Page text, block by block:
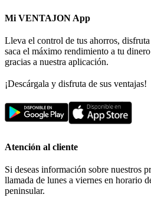
Mi VENTAJON App
Lleva el control de tus ahorros,
saca el máximo rendimiento a tu
gracias a nuestra aplicación.
¡Descárgala y disfruta de sus ventajas!
Atención al cliente
Si deseas información sobre nuestros
llamada de lunes a viernes en horario
peninsular.